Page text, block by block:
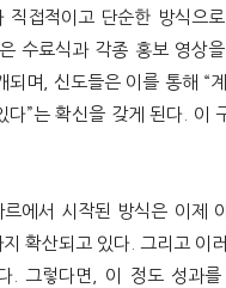
직접적이고 단순한 방식으
수료식과 각종 홍보 영상
되며, 신도들은 이를 통해 “
다”는 확신을 갖게 된다. 이
르에서 시작된 방식은 이제
확산되고 있다. 그리고 이
. 그렇다면, 이 정도 성과를